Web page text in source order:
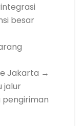
besar
Jakarta →
jalur
pengiriman